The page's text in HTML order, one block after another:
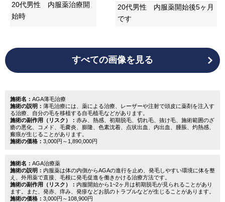
20代男性 内服薬治療開
始時
20代男性 内服薬開始後5ヶ月
です
すべての画像を見る
施術名： AGA薄毛治療
施術の説明： 薄毛治療には、薬による治療、レーザーや注射で頭皮に薬剤を注入す
る治療、自分の毛を移植する自毛植毛などがあります。
施術の副作用（リスク）： 赤み、熱感、初期脱毛、切れ毛、抜け毛、施術範囲のざ
瘡の悪化、コメド、毛嚢炎、膨隆、色素沈着、点状出血、内出血、腫脹、灼熱感、
瘢痕が生じることがあります。
施術の価格： 3,000円～1,890,000円
施術名： AGA治療薬
施術の説明： 内服薬は体の内側からAGAの進行を止め、発毛しやすい環境に体を整
え、外用薬で直接、毛根に発毛促進を働きかける治療方法です。
施術の副作用（リスク）： 内服開始から1~2ヶ月は初期脱毛が見られることがあり
ます。また、発赤、痒み、発疹などお肌のトラブルなどが生じることがあります。
施術の価格： 3,000円～108,900円